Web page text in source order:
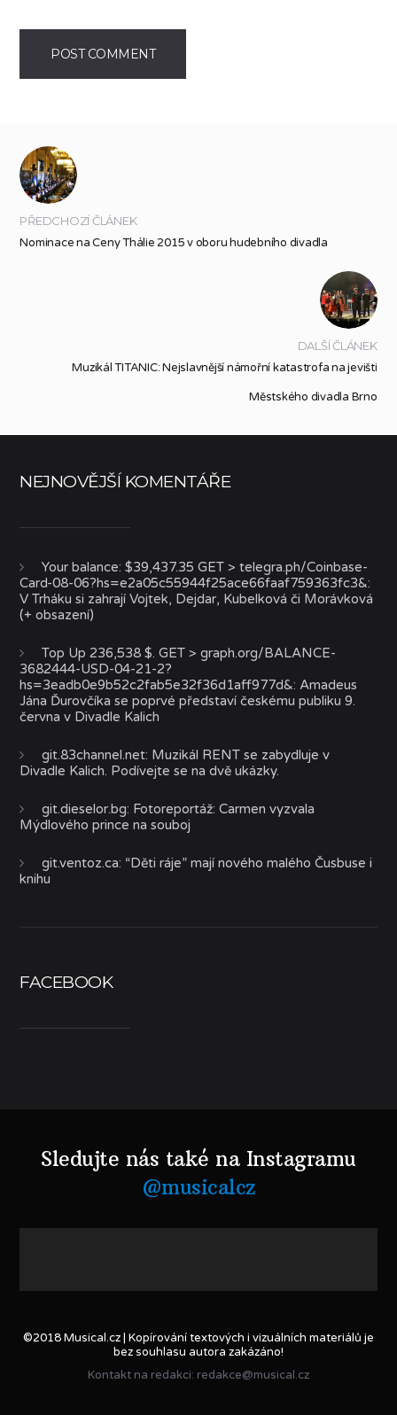
PŘEDCHOZÍ ČLÁNEK
Nominace na Ceny Thálie 2015 v oboru hudebního divadla
DALŠÍ ČLÁNEK
Muzikál TITANIC: Nejslavnější námořní katastrofa na jevišti
Městského divadla Brno
NEJNOVĚJŠÍ KOMENTÁŘE
Your balance: $39,437.35 GET > telegra.ph/Coinbase-
Card-08-06?hs=e2a05c55944f25ace66faaf759363fc3&:
V Trháku si zahrají Vojtek, Dejdar, Kubelková či Morávková
(+ obsazení)
Top Up 236,538 $. GET > graph.org/BALANCE-
3682444-USD-04-21-2?
hs=3eadb0e9b52c2fab5e32f36d1aff977d&:Amadeus
Jána Ďurovčíka se poprvé představí českému publiku 9.
června v Divadle Kalich
git.83channel.net: Muzikál RENT se zabydluje v
Divadle Kalich. Podívejte se na dvě ukázky.
git.dieselor.bg: Fotoreportáž: Carmen vyzvala
Mýdlového prince na souboj
git.ventoz.ca: “Děti ráje” mají nového malého Čusbuse i
knihu
FACEBOOK
Sledujte nás také na Instagramu
@musicalcz
©2018 Musical.cz | Kopírování textových i vizuálních materiálů je
bez souhlasu autora zakázáno!
Kontakt na redakci: redakce@musical.cz